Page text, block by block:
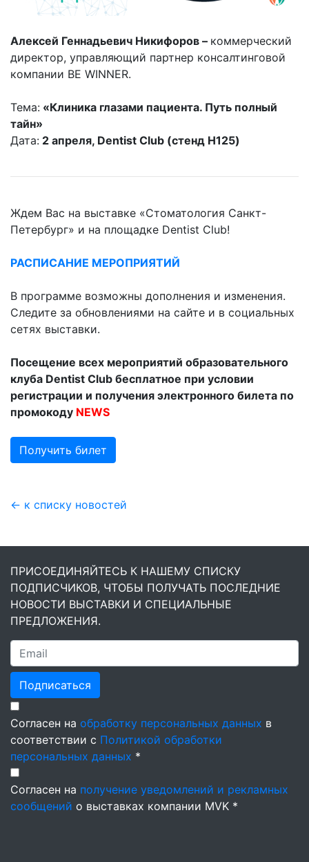
Алексей Геннадьевич Никифоров – коммерческий
директор, управляющий партнер консалтинговой
компании BE WINNER.
Тема: «Клиника глазами пациента. Путь полный
тайн»
Дата: 2 апреля, Dentist Club (стенд Н125)
Ждем Вас на выставке «Стоматология Санкт-
Петербург» и на площадке Dentist Club!
РАСПИСАНИЕ МЕРОПРИЯТИЙ
В программе возможны дополнения и изменения.
Следите за обновлениями на сайте и в социальных
сетях выставки.
Посещение всех мероприятий образовательного
клуба Dentist Club бесплатное при условии
регистрации и получения электронного билета по
промокоду NEWS
Получить билет
← к списку новостей
ПРИСОЕДИНЯЙТЕСЬ К НАШЕМУ СПИСКУ
ПОДПИСЧИКОВ, ЧТОБЫ ПОЛУЧАТЬ ПОСЛЕДНИЕ
НОВОСТИ ВЫСТАВКИ И СПЕЦИАЛЬНЫЕ
ПРЕДЛОЖЕНИЯ.
Подписаться
Согласен на обработку персональных данных в
соответствии с Политикой обработки
персональных данных *
Согласен на получение уведомлений и рекламных
сообщений о выставках компании MVK *